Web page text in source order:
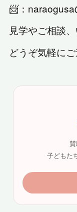
📨：
見学やご相談
どうぞ気軽にご